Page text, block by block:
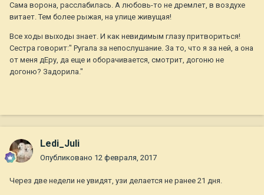
Сама ворона, расслабилась. А любовь-то не дремлет, в воздухе
витает. Тем более рыжая, на улице живущая!
Все ходы выходы знает. И как невидимым глазу притвориться!
Сестра говорит:" Ругала за непослушание. За то, что я за ней, а она
от меня дЕру, да еще и оборачивается, смотрит, догоню не
догоню? Задорила."
Ledi_Juli
Опубликовано 12 февраля, 2017
Через две недели не увидят, узи делается не ранее 21 дня.